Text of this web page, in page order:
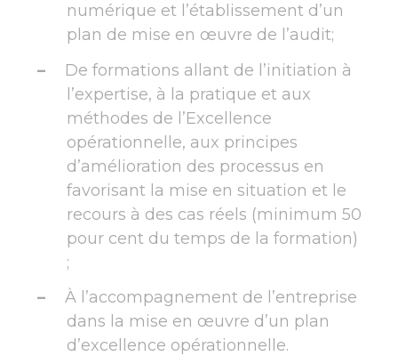
numérique et l’établissement d’un
plan de mise en œuvre de l’audit;
De formations allant de l’initiation à
l’expertise, à la pratique et aux
méthodes de l’Excellence
opérationnelle, aux principes
d’amélioration des processus en
favorisant la mise en situation et le
recours à des cas réels (minimum 50
pour cent du temps de la formation)
;
À l’accompagnement de l’entreprise
dans la mise en œuvre d’un plan
d’excellence opérationnelle.